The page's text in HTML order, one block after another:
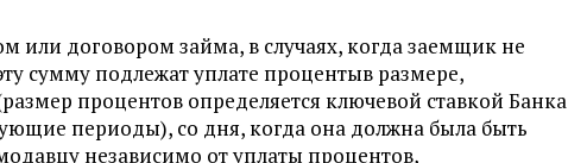
или договором займа, в случаях, когда заемщик не
сумму подлежат уплате процентыв размере,
процентов определяется ключевой ставкой Банка
периоды), со дня, когда она должна была быть
независимо от уплаты процентов,